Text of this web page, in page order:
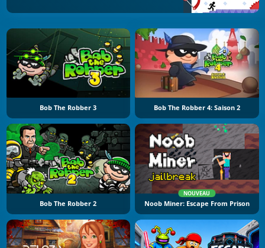
Bob The Robber 3 Bob The Robber 4: Saison 2
Bob The Robber 2
NOUVEAU
Noob Miner: Escape From Prison